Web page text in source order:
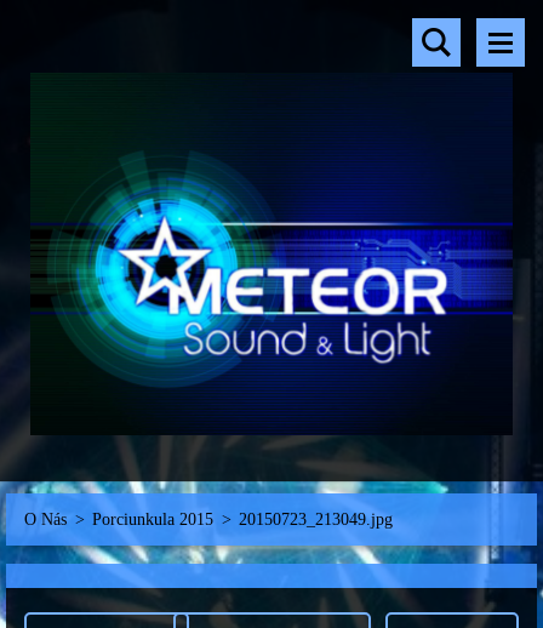
O Nás > Porciunkula 2015 > 20150723_213049.jpg